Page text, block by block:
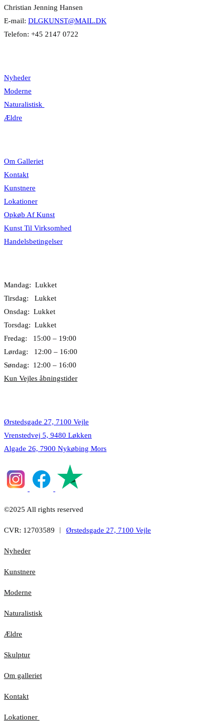
Christian Jenning Hansen
E-mail: DLGKUNST@MAIL.DK
Telefon: +45 2147 0722
Nyheder
Moderne
Naturalistisk
Ældre
Om Galleriet
Kontakt
Kunstnere
Lokationer
Opkøb Af Kunst
Kunst Til Virksomhed
Handelsbetingelser
Mandag: Lukket
Tirsdag: Lukket
Onsdag: Lukket
Torsdag: Lukket
Fredag: 15:00 – 19:00
Lørdag: 12:00 – 16:00
Søndag: 12:00 – 16:00
Kun Vejles åbningstider
Ørstedsgade 27, 7100 Vejle
Vrenstedvej 5, 9480 Løkken
Algade 26, 7900 Nykøbing Mors
©2025 All rights reserved
CVR: 12703589 ︱ Ørstedsgade 27, 7100 Vejle
Nyheder
Kunstnere
Moderne
Naturalistisk
Ældre
Skulptur
Om galleriet
Kontakt
Lokationer